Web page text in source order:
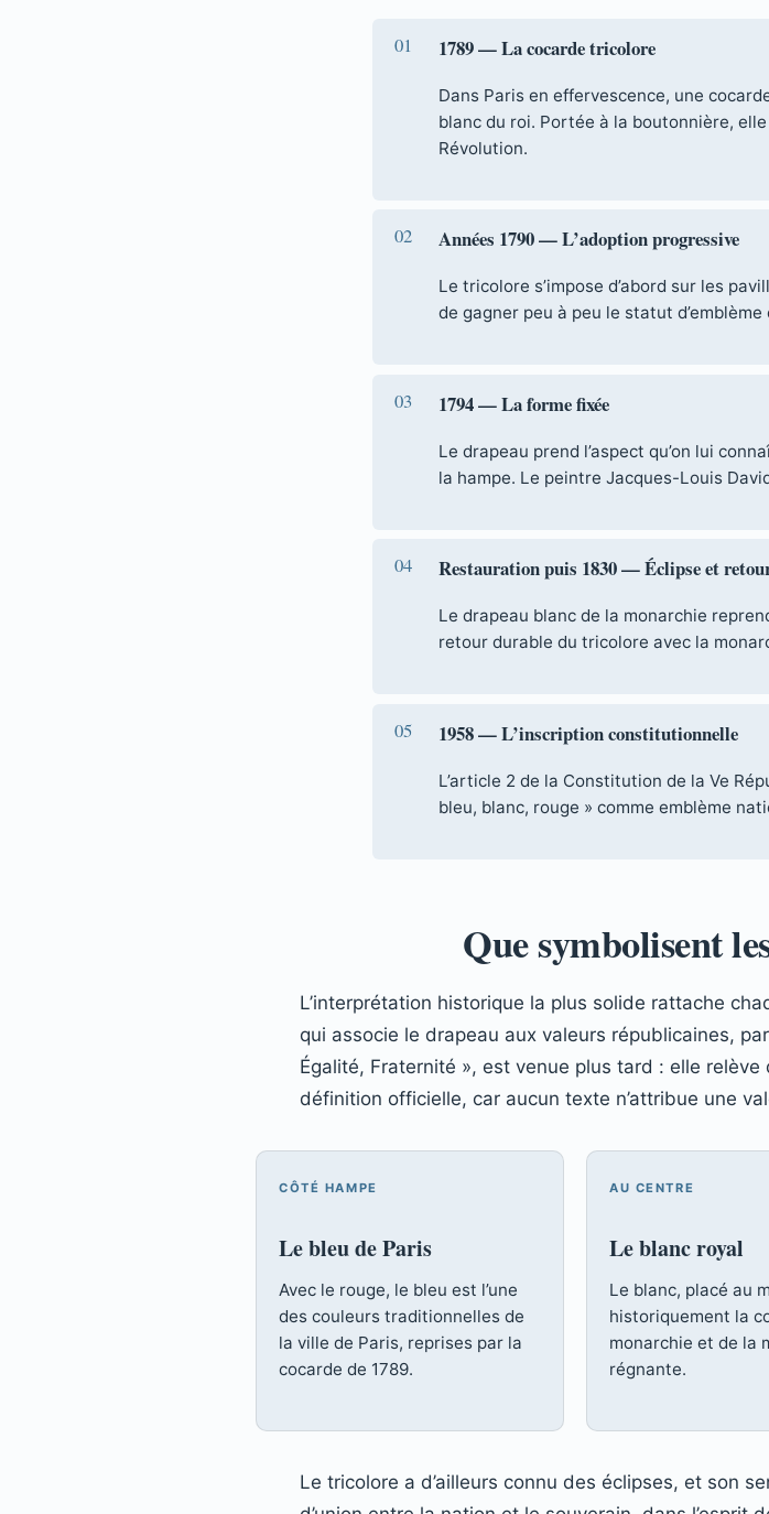
1789 — La cocarde tricolore
Dans Paris en effervescence, une
blanc du roi. Portée à la boutonnière,
Révolution.
Années 1790 — L’adoption progressive
Le tricolore s’impose d’abord sur les
de gagner peu à peu le statut
1794 — La forme fixée
Le drapeau prend l’aspect qu’on lui
la hampe. Le peintre Jacques-Louis
Restauration puis 1830 — Éclipse et
Le drapeau blanc de la monarchie
retour durable du tricolore avec la
1958 — L’inscription constitutionnelle
L’article 2 de la Constitution de la Ve
bleu, blanc, rouge » comme emblème
Que symbolisent
L’interprétation historique la plus solide rattache
qui associe le drapeau aux valeurs républicaines,
Égalité, Fraternité », est venue plus tard : elle
définition officielle, car aucun texte n’attribue une
CÔTÉ HAMPE
Le bleu de Paris
Avec le rouge, le bleu est l’une
des couleurs traditionnelles de
la ville de Paris, reprises par la
cocarde de 1789.
AU CENTRE
Le blanc royal
Le blanc, placé au
historiquement la
monarchie et de la
régnante.
Le tricolore a d’ailleurs connu des éclipses, et son